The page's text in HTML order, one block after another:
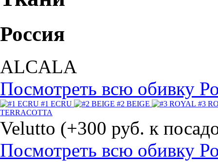
Россия
ALCALA
Посмотреть всю обивку
#1 ECRU #2 BEIGE
#3
TERRACOTTA
Velutto (+300 руб. к
Посмотреть всю обивку